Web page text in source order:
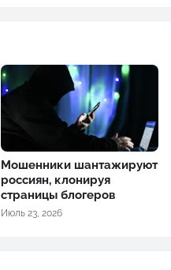
Мошенники шантажируют
россиян, клонируя
страницы блогеров
Июль 23, 2026